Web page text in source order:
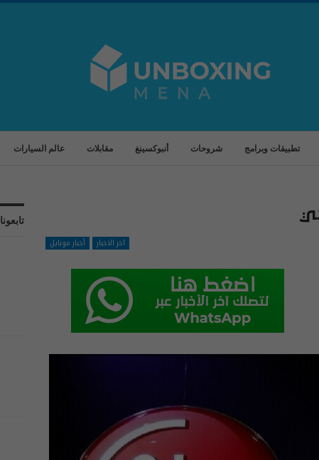
تطبيقات وبرامج شروحات أنبوكسينغ مقابلات عالم السيارات
آخر الاخبار أخبار موبايل
تابعونا